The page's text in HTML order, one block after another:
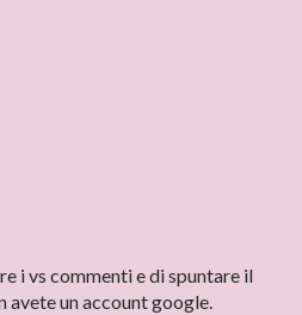
i vs commenti e di spuntare il
avete un account google.